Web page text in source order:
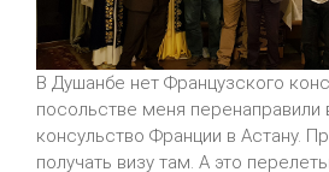
В Душанбе нет Французского
посольстве меня перенаправили
консульство Франции в Астану.
получать визу там. А это